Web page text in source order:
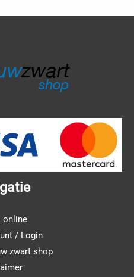
online
/ Login
zwart shop